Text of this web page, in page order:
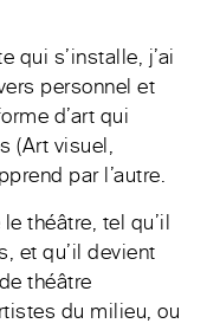
qui s’installe, j’ai
personnel et
d’art qui
(Art visuel,
par l’autre.
théâtre, tel qu’il
et qu’il devient
théâtre
du milieu, ou